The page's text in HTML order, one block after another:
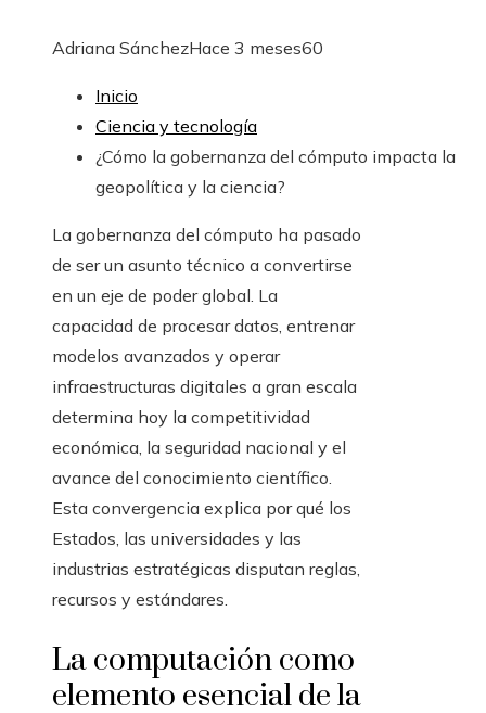
Adriana SánchezHace 3 meses60
Inicio
Ciencia y tecnología
¿Cómo la gobernanza del cómputo impacta la
geopolítica y la ciencia?
La gobernanza del cómputo ha pasado
de ser un asunto técnico a convertirse
en un eje de poder global. La
capacidad de procesar datos, entrenar
modelos avanzados y operar
infraestructuras digitales a gran escala
determina hoy la competitividad
económica, la seguridad nacional y el
avance del conocimiento científico.
Esta convergencia explica por qué los
Estados, las universidades y las
industrias estratégicas disputan reglas,
recursos y estándares.
La computación como
elemento esencial de la